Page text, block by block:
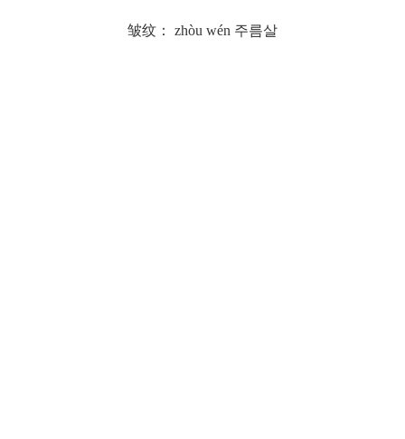
皱纹： zhòu wén 주름살